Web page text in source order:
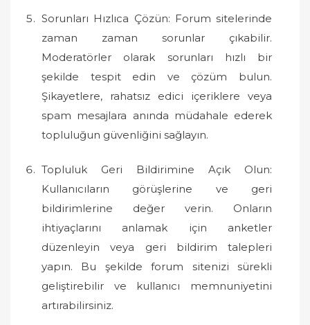
Sorunları Hızlıca Çözün: Forum sitelerinde
zaman zaman sorunlar çıkabilir.
Moderatörler olarak sorunları hızlı bir
şekilde tespit edin ve çözüm bulun.
Şikayetlere, rahatsız edici içeriklere veya
spam mesajlara anında müdahale ederek
topluluğun güvenliğini sağlayın.
Topluluk Geri Bildirimine Açık Olun:
Kullanıcıların görüşlerine ve geri
bildirimlerine değer verin. Onların
ihtiyaçlarını anlamak için anketler
düzenleyin veya geri bildirim talepleri
yapın. Bu şekilde forum sitenizi sürekli
geliştirebilir ve kullanıcı memnuniyetini
artırabilirsiniz.